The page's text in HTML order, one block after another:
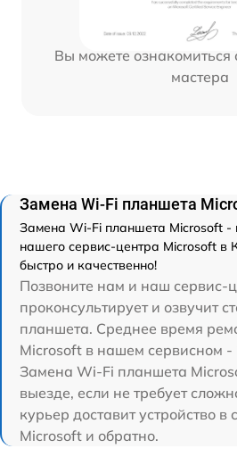
Вы можете ознакомиться
мастера
Замена Wi-Fi планшета
Замена Wi-Fi планшета Microsoft -
нашего сервис-центра Microsoft в
быстро и качественно!
Позвоните нам и наш сервис-
проконсультирует и озвучит
планшета. Среднее время
Microsoft в нашем сервисном -
Замена Wi-Fi планшета
выезде, если не требует
курьер доставит устройство
Microsoft и обратно.